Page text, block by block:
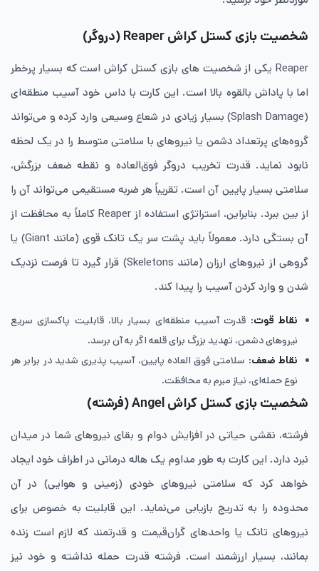
شخصیت بازی کستل کراش Reaper (دروگر)
Reaper یکی از شخصیت های بازی کستل کراش است که بسیار پرخطر
اما با پاداش بالقوه بالا است. این کارت با داس خود آسیب منطقه‌ای
(Splash Damage) بسیار زیادی در شعاع وسیعی وارد کرده و می‌تواند
گروه‌های پرتعداد دشمن یا نیروهای با سلامتی متوسط را در یک لحظه
نابود نماید. قدرت تخریب دروگر فوق‌العاده و نقطه ضعف بزرگش،
سلامتی بسیار پایین آن است. تقریباً هر ضربه مستقیمی می‌تواند آن را
از بین ببرد. بنابراین، استراتژی استفاده از Reaper کاملاً به محافظت از
آن بستگی دارد. معمولاً باید پشت سر یک تانک قوی (مانند Giant) یا
گروهی از نیروهای ارزان (مانند Skeletons) قرار گیرد تا فرصت نزدیک
شدن و وارد کردن آسیب را پیدا کند.
نقاط قوت: قدرت آسیب منطقه‌ای بسیار بالا، قابلیت پاکسازی سریع
نیروهای دشمن، تهدید بزرگ برای قلعه اگر به آن برسد.
نقاط ضعف: سلامتی فوق ‌العاده پایین، آسیب‌ پذیری شدید در برابر هر
نوع حمله‌ای، نیاز مبرم به محافظت.
شخصیت بازی کستل کراش Angel (فرشته)
فرشته، نقشی حیاتی در افزایش دوام و بقای نیروهای شما در میدان
نبرد دارد. این کارت به طور مداوم یک هاله‌ درمانی در اطراف خود ایجاد
خواهد کرد که سلامتی نیروهای خودی (زمینی و هوایی) در آن
محدوده را به تدریج بازیابی می‌نماید. این قابلیت به خصوص برای
نیروهای تانک یا واحدهای گران‌قیمت و قدرتمند که لازم است زنده
بمانند، بسیار ارزشمند است. فرشته قدرت حمله نداشته و خود نیز